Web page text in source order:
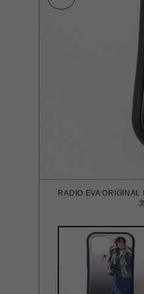
RADIO EVA ORIGINAL